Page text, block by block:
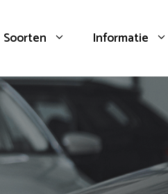
Soorten Informatie